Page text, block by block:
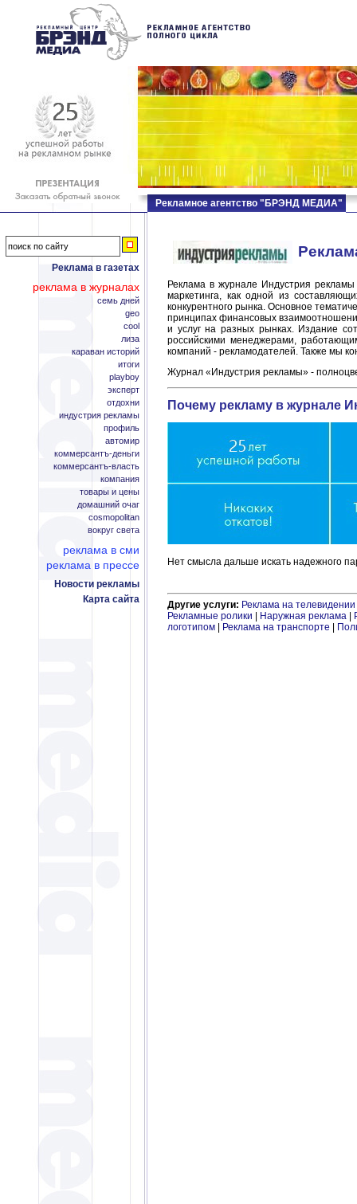
Реклама в газетах
реклама в журналах
семь дней
geo
cool
лиза
караван историй
итоги
playboy
эксперт
отдохни
индустрия рекламы
профиль
автомир
коммерсантъ-деньги
коммерсантъ-власть
компания
товары и цены
домашний очаг
cosmopolitan
вокруг света
реклама в сми
реклама в прессе
Новости рекламы
Карта сайта
Рекламное агентство "БРЭНД МЕДИА"
Реклама в журнале Индустрия
маркетинга, как одной из
конкурентного рынка. Основное
принципах финансовых
и услуг на разных рынках. Издание
российскими менеджерами,
компаний - рекламодателей. Также мы
Журнал «Индустрия рекламы» -
Почему рекламу в журнале
Нет смысла дальше искать надежного
Другие услуги: Реклама на телевидении
Рекламные ролики
Наружная реклама
логотипом
Реклама на транспорте